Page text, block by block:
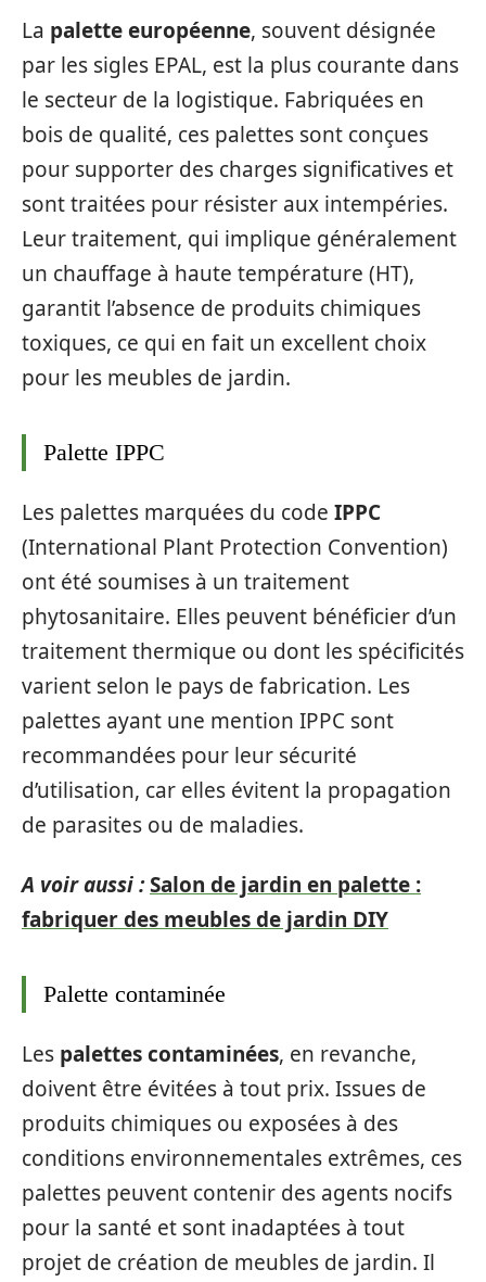
La palette européenne, souvent désignée
par les sigles EPAL, est la plus courante dans
le secteur de la logistique. Fabriquées en
bois de qualité, ces palettes sont conçues
pour supporter des charges significatives et
sont traitées pour résister aux intempéries.
Leur traitement, qui implique généralement
un chauffage à haute température (HT),
garantit l’absence de produits chimiques
toxiques, ce qui en fait un excellent choix
pour les meubles de jardin.
Palette IPPC
Les palettes marquées du code IPPC
(International Plant Protection Convention)
ont été soumises à un traitement
phytosanitaire. Elles peuvent bénéficier d’un
traitement thermique ou dont les spécificités
varient selon le pays de fabrication. Les
palettes ayant une mention IPPC sont
recommandées pour leur sécurité
d’utilisation, car elles évitent la propagation
de parasites ou de maladies.
A voir aussi :Salon de jardin en palette :
fabriquer des meubles de jardin DIY
Palette contaminée
Les palettes contaminées, en revanche,
doivent être évitées à tout prix. Issues de
produits chimiques ou exposées à des
conditions environnementales extrêmes, ces
palettes peuvent contenir des agents nocifs
pour la santé et sont inadaptées à tout
projet de création de meubles de jardin. Il